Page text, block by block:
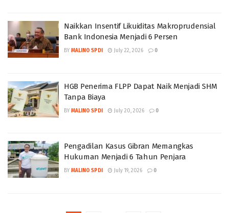
Naikkan Insentif Likuiditas Makroprudensial
Bank Indonesia Menjadi 6 Persen
BY MALINO SPDI July 22, 2026 0
HGB Penerima FLPP Dapat Naik Menjadi SHM
Tanpa Biaya
BY MALINO SPDI July 20, 2026 0
Pengadilan Kasus Gibran Memangkas
Hukuman Menjadi 6 Tahun Penjara
BY MALINO SPDI July 19, 2026 0